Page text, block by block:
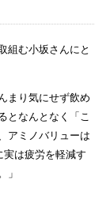
組む小坂さんにと
まり気にせず飲め
となんとなく「こ
アミノバリューは
実は疲労を軽減す
」